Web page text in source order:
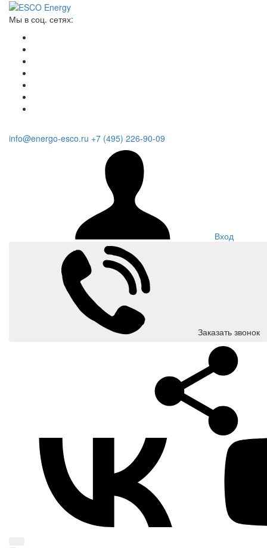
Мы в соц. сетях:
info@energo-esco.ru +7 (495) 226-90-09
Вход
Заказать звонок